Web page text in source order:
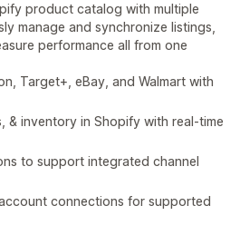
product catalog with multiple
manage and synchronize listings,
performance all from one
Target+, eBay, and Walmart with
& inventory in Shopify with real-time
to support integrated channel
connections for supported